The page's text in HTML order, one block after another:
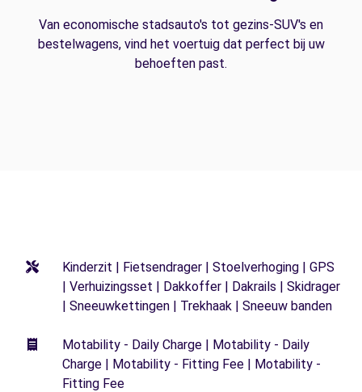
Van economische stadsauto's tot gezins-SUV's en
bestelwagens, vind het voertuig dat perfect bij uw
behoeften past.
Kinderzit | Fietsendrager | Stoelverhoging | GPS
| Verhuizingsset | Dakkoffer | Dakrails | Skidrager
| Sneeuwkettingen | Trekhaak | Sneeuw banden
Motability - Daily Charge | Motability - Daily
Charge | Motability - Fitting Fee | Motability -
Fitting Fee